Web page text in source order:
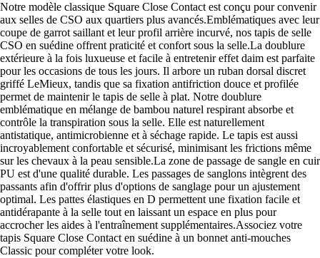
Notre modèle classique Square Close Contact est conçu pour convenir
aux selles de CSO aux quartiers plus avancés.Emblématiques avec leur
coupe de garrot saillant et leur profil arrière incurvé, nos tapis de selle
CSO en suédine offrent praticité et confort sous la selle.La doublure
extérieure à la fois luxueuse et facile à entretenir effet daim est parfaite
pour les occasions de tous les jours. Il arbore un ruban dorsal discret
griffé LeMieux, tandis que sa fixation antifriction douce et profilée
permet de maintenir le tapis de selle à plat. Notre doublure
emblématique en mélange de bambou naturel respirant absorbe et
contrôle la transpiration sous la selle. Elle est naturellement
antistatique, antimicrobienne et à séchage rapide. Le tapis est aussi
incroyablement confortable et sécurisé, minimisant les frictions même
sur les chevaux à la peau sensible.La zone de passage de sangle en cuir
PU est d'une qualité durable. Les passages de sanglons intègrent des
passants afin d'offrir plus d'options de sanglage pour un ajustement
optimal. Les pattes élastiques en D permettent une fixation facile et
antidérapante à la selle tout en laissant un espace en plus pour
accrocher les aides à l'entraînement supplémentaires.Associez votre
tapis Square Close Contact en suédine à un bonnet anti-mouches
Classic pour compléter votre look.